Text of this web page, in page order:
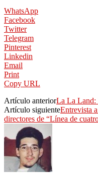
WhatsApp
Facebook
Twitter
Telegram
Pinterest
Linkedin
Email
Print
Copy URL
Artículo anteriorLa La Land:
Artículo siguienteEntrevista
directores de “Línea de